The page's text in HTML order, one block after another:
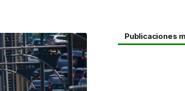
Publicaciones